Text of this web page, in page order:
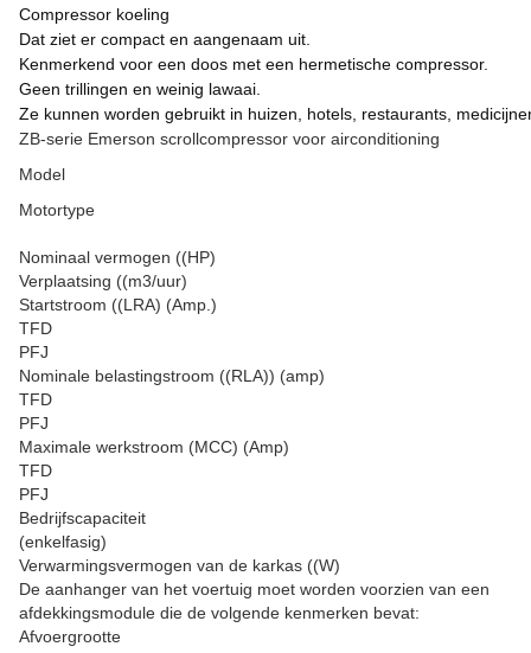
Compressor koeling
Dat ziet er compact en aangenaam uit.
Kenmerkend voor een doos met een hermetische compressor.
Geen trillingen en weinig lawaai.
Ze kunnen worden gebruikt in huizen, hotels, restaurants,
ZB-serie Emerson scrollcompressor voor airconditioning
Model
Motortype
Nominaal vermogen ((HP)
Verplaatsing ((m3/uur)
Startstroom ((LRA) (Amp.)
TFD
PFJ
Nominale belastingstroom ((RLA)) (amp)
TFD
PFJ
Maximale werkstroom (MCC) (Amp)
TFD
PFJ
Bedrijfscapaciteit
(enkelfasig)
Verwarmingsvermogen van de karkas ((W)
De aanhanger van het voertuig moet worden voorzien van een
afdekkingsmodule die de volgende kenmerken bevat:
Afvoergrootte